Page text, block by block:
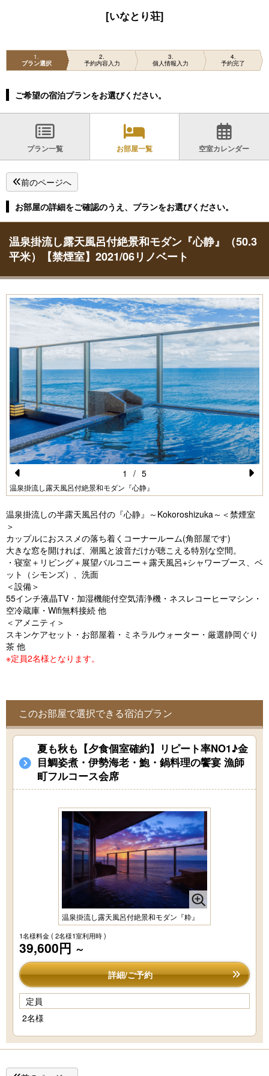
[いなとり荘]
1
プラン選択
2
予約内容入力
3
個人情報入力
4
予約完了
ご希望の宿泊プランをお選びください。
プラン一覧 お部屋一覧 空室カレンダー
前のページへ
お部屋の詳細をご確認のうえ、プランをお選びください。
温泉掛流し露天風呂付絶景和モダン『心静』（50.3
平米）【禁煙室】2021/06リノベート
Pr
e
vi
o
u
s
温泉掛流し露天風呂付絶景和モダン『心静』
e
xt
1 / 5
温泉掛流しの半露天風呂付の『心静』～Kokoroshizuka～＜禁煙室
＞
カップルにおススメの落ち着くコーナールーム(角部屋です)
大きな窓を開ければ、潮風と波音だけが聴こえる特別な空間。
・寝室＋リビング＋展望バルコニー＋露天風呂+シャワーブース、ベ
ット（シモンズ）、洗面
＜設備＞
55インチ液晶TV・加湿機能付空気清浄機・ネスレコーヒーマシン・
空冷蔵庫・Wifi無料接続 他
＜アメニティ＞
スキンケアセット・お部屋着・ミネラルウォーター・厳選静岡ぐり
茶 他
※定員2名様となります。
このお部屋で選択できる宿泊プラン
夏も秋も【夕食個室確約】リピート率NO1♪金
目鯛姿煮・伊勢海老・鮑・鍋料理の饗宴 漁師
町フルコース会席
温泉掛流し露天風呂付絶景和モダン『粋』
1名様料金( 2名様1室利用時 )
39,600円 ～
詳細/ご予約
定員
2名様